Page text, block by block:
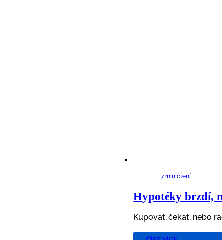
7 min čtení
Hypotéky brzdí,
Kupovat, čekat, nebo